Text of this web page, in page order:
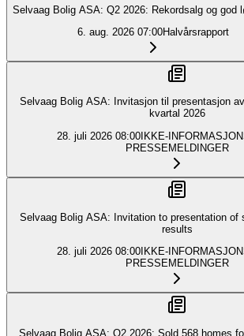
Selvaag Bolig ASA: Q2 2026: Rekordsalg og god
6. aug. 2026 07:00Halvårsrapport
Selvaag Bolig ASA: Invitasjon til presentasjon
kvartal 2026
28. juli 2026 08:00IKKE-
PRESSEMELDINGER
Selvaag Bolig ASA: Invitation to presentation of
results
28. juli 2026 08:00IKKE-
PRESSEMELDINGER
Selvaag Bolig ASA: Q2 2026: Sold 568 homes